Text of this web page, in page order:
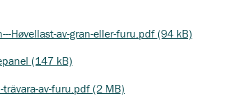
Høvellast-av-gran-eller-furu.pdf (94 kB)
(147 kB)
trävara-av-furu.pdf (2 MB)